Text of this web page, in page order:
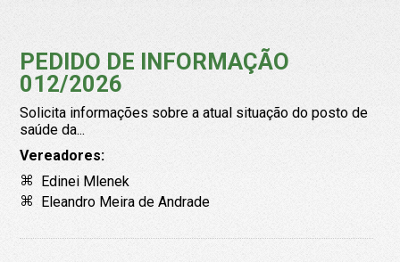
PEDIDO DE INFORMAÇÃO
012/2026
Solicita informações sobre a atual situação do posto de
saúde da...
Vereadores:
Edinei Mlenek
Eleandro Meira de Andrade